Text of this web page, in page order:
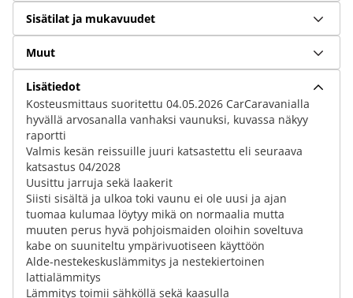
Sisätilat ja mukavuudet
Muut
Lisätiedot
Kosteusmittaus suoritettu 04.05.2026 CarCaravanialla
hyvällä arvosanalla vanhaksi vaunuksi, kuvassa näkyy
raportti
Valmis kesän reissuille juuri katsastettu eli seuraava
katsastus 04/2028
Uusittu jarruja sekä laakerit
Siisti sisältä ja ulkoa toki vaunu ei ole uusi ja ajan
tuomaa kulumaa löytyy mikä on normaalia mutta
muuten perus hyvä pohjoismaiden oloihin soveltuva
kabe on suuniteltu ympärivuotiseen käyttöön
Alde-nestekeskuslämmitys ja nestekiertoinen
lattialämmitys
Lämmitys toimii sähköllä sekä kaasulla